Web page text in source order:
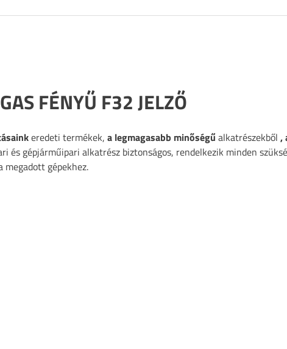
FÉNYŰ F32 JELZŐ
eredeti termékek, a legmagasabb minőségűalkatrészekből ,
és gépjárműipari alkatrész biztonságos, rendelkezik minden
gépekhez.